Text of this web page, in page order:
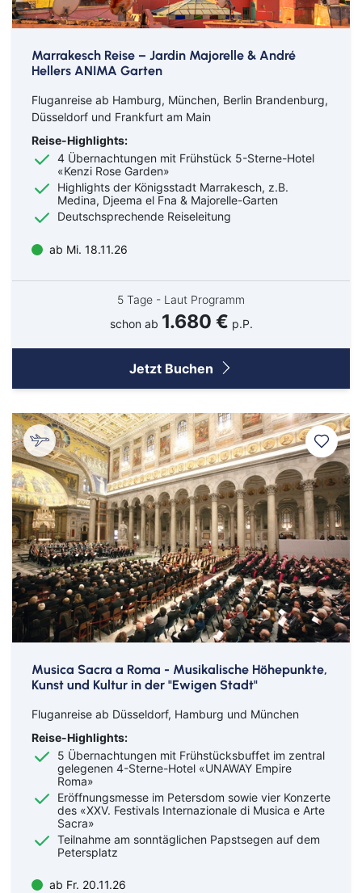
Marrakesch Reise – Jardin Majorelle & André
Hellers ANIMA Garten
Fluganreise ab Hamburg, München, Berlin Brandenburg,
Düsseldorf und Frankfurt am Main
Reise-Highlights:
4 Übernachtungen mit Frühstück 5-Sterne-Hotel
«Kenzi Rose Garden»
Highlights der Königsstadt Marrakesch, z.B.
Medina, Djeema el Fna & Majorelle-Garten
Deutschsprechende Reiseleitung
ab Mi. 18.11.26
5 Tage - Laut Programm
schon ab 1.680 € p.P.
Jetzt Buchen
Musica Sacra a Roma - Musikalische Höhepunkte,
Kunst und Kultur in der "Ewigen Stadt"
Fluganreise ab Düsseldorf, Hamburg und München
Reise-Highlights:
5 Übernachtungen mit Frühstücksbuffet im zentral
gelegenen 4-Sterne-Hotel «UNAWAY Empire
Roma»
Eröffnungsmesse im Petersdom sowie vier Konzerte
des «XXV. Festivals Internazionale di Musica e Arte
Sacra»
Teilnahme am sonntäglichen Papstsegen auf dem
Petersplatz
ab Fr. 20.11.26